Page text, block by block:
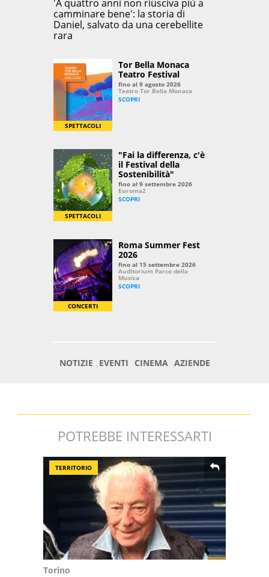
POTREBBE INTERESSARTI
TERRITORIO
Torino